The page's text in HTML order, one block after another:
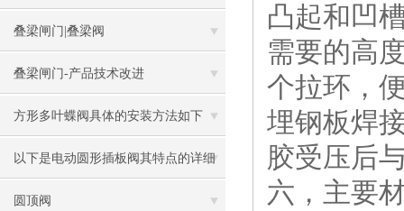
叠梁闸门|叠梁阀
叠梁闸门-产品技术改进
方形多叶蝶阀具体的安装方法如下
以下是电动圆形插板阀其特点的详细
阐述
圆顶阀
凸起和凹
需要的高
个拉环，
埋钢板焊
胶受压后
六，主要